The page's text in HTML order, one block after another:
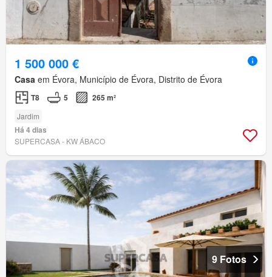
1 500 000 €
Casa em Évora, Município de Évora, Distrito de Évora
T8 5 265 m²
Jardim
Há 4 dias
SUPERCASA - KW ÁBACO
9 Fotos